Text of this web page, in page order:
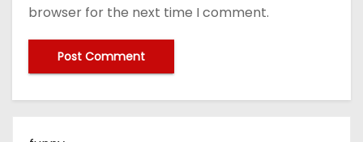
browser for the next time I comment.